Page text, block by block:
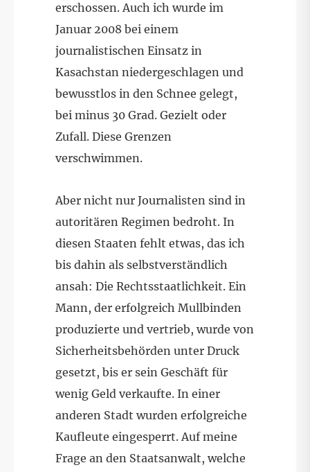
erschossen. Auch ich wurde im
Januar 2008 bei einem
journalistischen Einsatz in
Kasachstan niedergeschlagen und
bewusstlos in den Schnee gelegt,
bei minus 30 Grad. Gezielt oder
Zufall. Diese Grenzen
verschwimmen.
Aber nicht nur Journalisten sind in
autoritären Regimen bedroht. In
diesen Staaten fehlt etwas, das ich
bis dahin als selbstverständlich
ansah: Die Rechtsstaatlichkeit. Ein
Mann, der erfolgreich Mullbinden
produzierte und vertrieb, wurde von
Sicherheitsbehörden unter Druck
gesetzt, bis er sein Geschäft für
wenig Geld verkaufte. In einer
anderen Stadt wurden erfolgreiche
Kaufleute eingesperrt. Auf meine
Frage an den Staatsanwalt, welche